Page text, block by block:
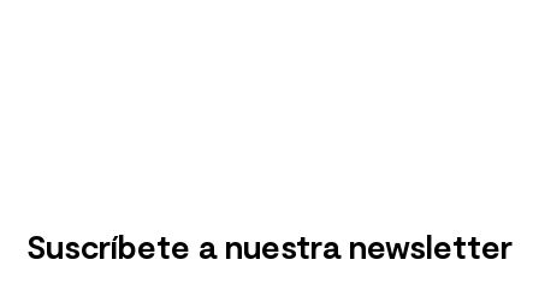
Suscríbete a nuestra newsletter